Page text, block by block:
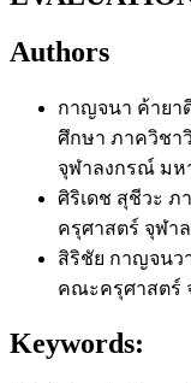
Authors
กาญจนา ค้ายา
ศึกษา ภาควิชา
จุฬาลงกรณ์ มห
ศิริเดช สุชีวะ ภ
ครุศาสตร์ จุฬา
สิริชัย กาญจนว
คณะครุศาสตร์
Keywords: